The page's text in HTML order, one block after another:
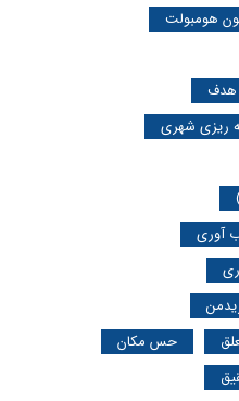
هومبولت
هدف
ریزی شهری
آوری
حس مکان